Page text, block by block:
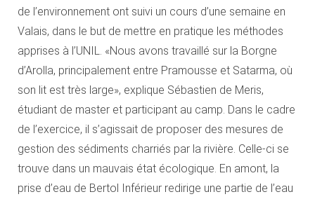
de l’environnement ont suivi un cours d’une semaine en
Valais, dans le but de mettre en pratique les méthodes
apprises à l’UNIL. «Nous avons travaillé sur la Borgne
d’Arolla, principalement entre Pramousse et Satarma, où
son lit est très large», explique Sébastien de Meris,
étudiant de master et participant au camp. Dans le cadre
de l’exercice, il s’agissait de proposer des mesures de
gestion des sédiments charriés par la rivière. Celle-ci se
trouve dans un mauvais état écologique. En amont, la
prise d’eau de Bertol Inférieur redirige une partie de l’eau